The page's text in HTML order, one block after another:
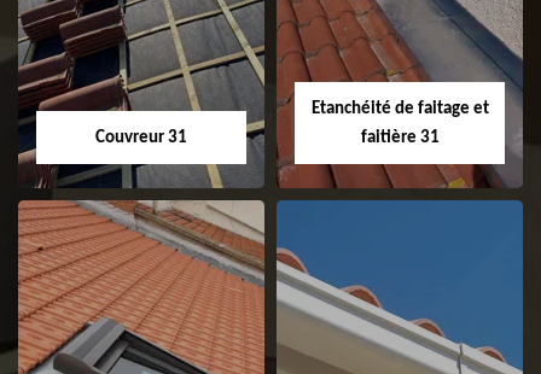
Couvreur 31
Couvreur 31
Etanchéité de faitage et
faitière 31
Etanchéité de
faitage et faitière